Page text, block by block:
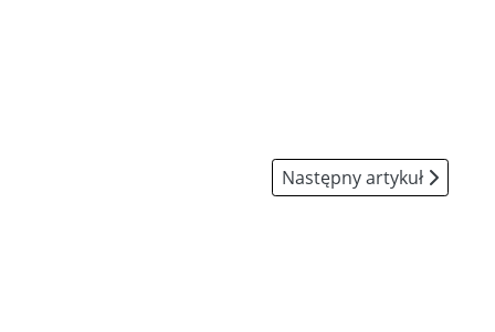
Następny artykuł:
Następny artykuł